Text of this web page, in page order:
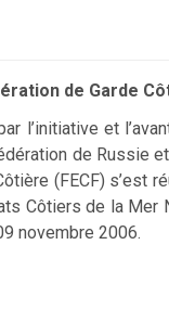
de Garde
l’initiative et
de Russie
(FECF) s’est
Côtiers de la Mer
novembre 2006.